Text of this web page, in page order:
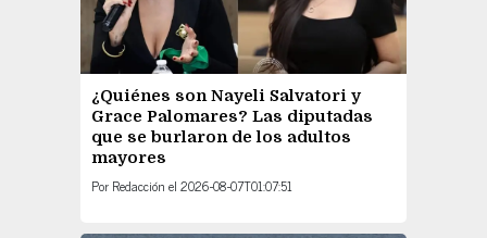
¿Quiénes son Nayeli Salvatori y
Grace Palomares? Las diputadas
que se burlaron de los adultos
mayores
Por Redacción el 2026-08-07T01:07:51